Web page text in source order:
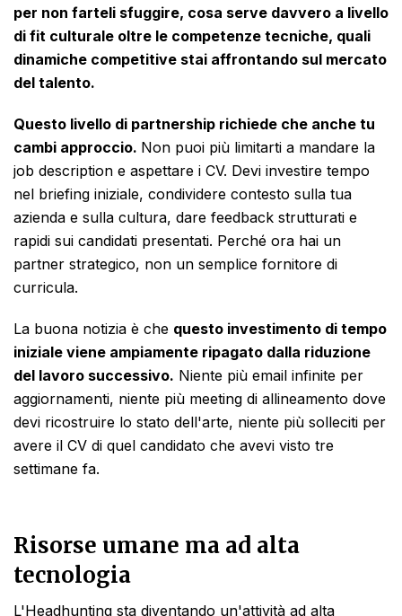
per non farteli sfuggire, cosa serve davvero a livello
di fit culturale oltre le competenze tecniche, quali
dinamiche competitive stai affrontando sul mercato
del talento.
Questo livello di partnership richiede che anche tu
cambi approccio. Non puoi più limitarti a mandare la
job description e aspettare i CV. Devi investire tempo
nel briefing iniziale, condividere contesto sulla tua
azienda e sulla cultura, dare feedback strutturati e
rapidi sui candidati presentati. Perché ora hai un
partner strategico, non un semplice fornitore di
curricula.
La buona notizia è che questo investimento di tempo
iniziale viene ampiamente ripagato dalla riduzione
del lavoro successivo. Niente più email infinite per
aggiornamenti, niente più meeting di allineamento dove
devi ricostruire lo stato dell'arte, niente più solleciti per
avere il CV di quel candidato che avevi visto tre
settimane fa.
Risorse umane ma ad alta
tecnologia
L'Headhunting sta diventando un'attività ad alta